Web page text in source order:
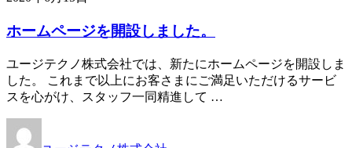
ホームページを開設しました。
ユージテクノ株式会社では、新たにホームページを開設しま
した。 これまで以上にお客さまにご満足いただけるサービ
スを心がけ、スタッフ一同精進して …